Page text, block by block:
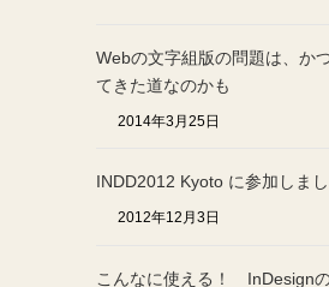
Webの文字組版の問題は、か
てきた道なのかも
2014年3月25日
INDD2012 Kyoto に参加しまし
2012年12月3日
こんなに使える！ InDesign